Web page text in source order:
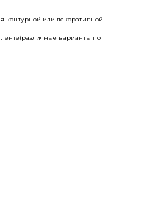
контурной или декоративной
варианты по